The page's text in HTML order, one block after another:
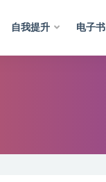
自我提升 电子书